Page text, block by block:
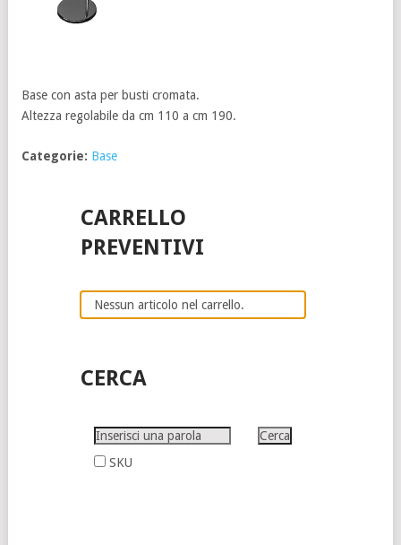
Base con asta per busti cromata.
Altezza regolabile da cm 110 a cm 190.
Categorie: Base
CARRELLO
PREVENTIVI
Nessun articolo nel carrello.
CERCA
SKU